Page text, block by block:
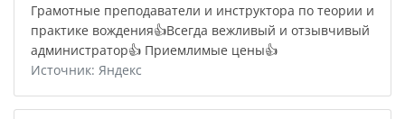
Грамотные преподаватели и инструктора по теории и
практике вождения👍Всегда вежливый и отзывчивый
администратор👍 Приемлимые цены👍
Источник: Яндекс